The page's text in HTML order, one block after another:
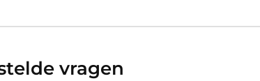
vragen